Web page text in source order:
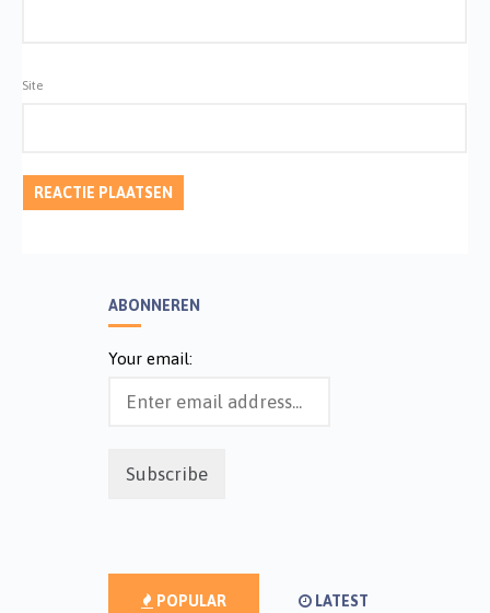
Site
ABONNEREN
Your email:
POPULAR LATEST